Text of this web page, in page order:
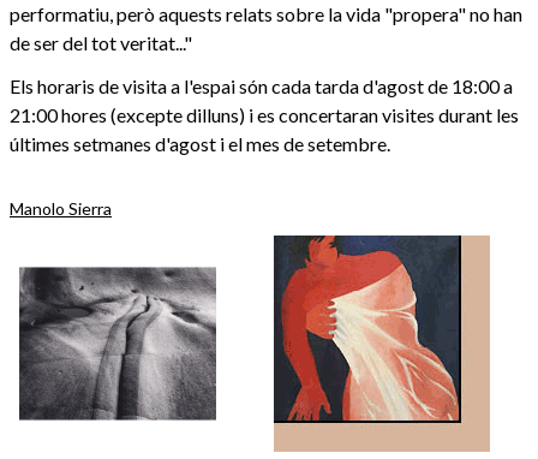
performatiu, però aquests relats sobre la vida "propera" no han
de ser del tot veritat..."
Els horaris de visita a l'espai són cada tarda d'agost de 18:00 a
21:00 hores (excepte dilluns) i es concertaran visites durant les
últimes setmanes d'agost i el mes de setembre.
Manolo Sierra